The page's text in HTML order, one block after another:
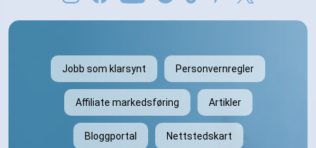
Jobb som klarsynt Personvernregler
Affiliate markedsføring Artikler
Bloggportal Nettstedskart